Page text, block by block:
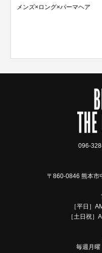
ーマヘア
マッシュショ
096-
〒860-0846 熊本市
［平日］
［土日祝
毎週月曜